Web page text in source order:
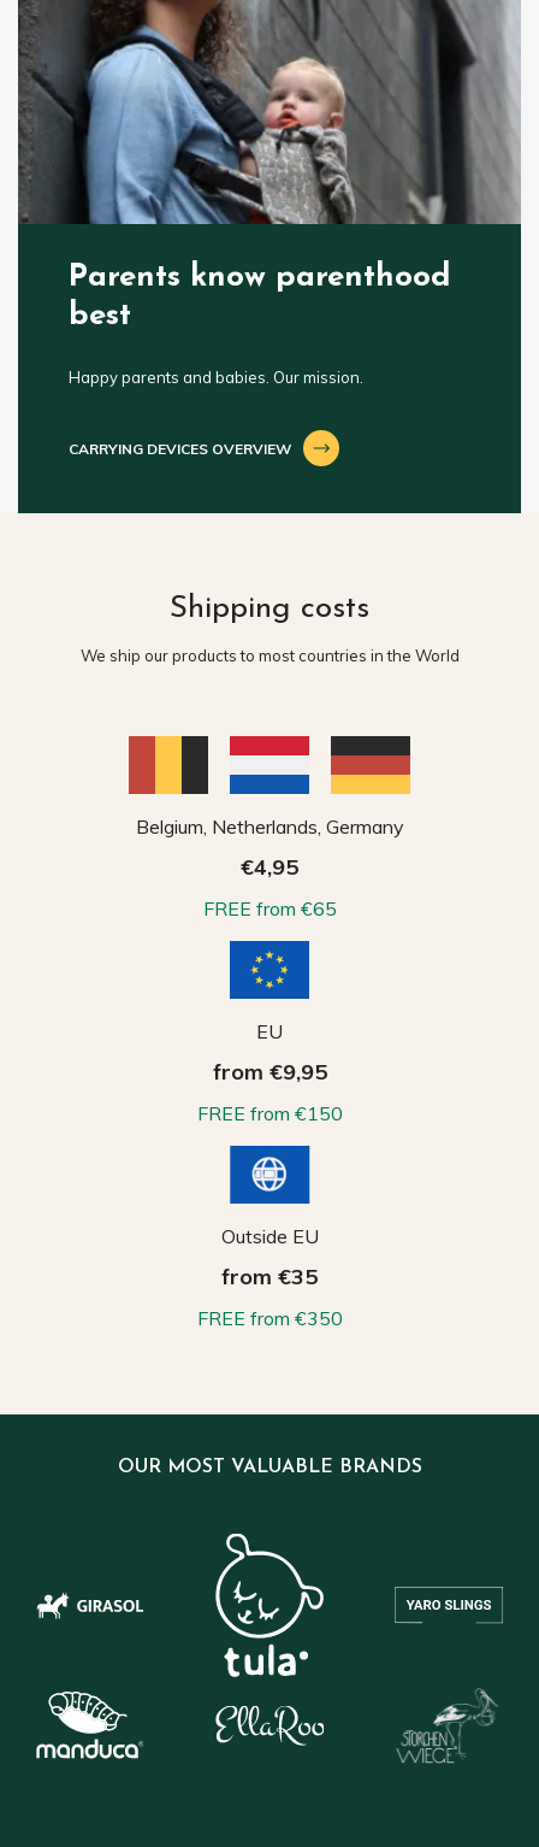
Parents know parenthood
best
Happy parents and babies. Our mission.
CARRYING DEVICES OVERVIEW
Shipping costs
We ship our products to most countries in the World
Belgium, Netherlands, Germany
€4,95
FREE from €65
EU
from €9,95
FREE from €150
Outside EU
from €35
FREE from €350
OUR MOST VALUABLE BRANDS